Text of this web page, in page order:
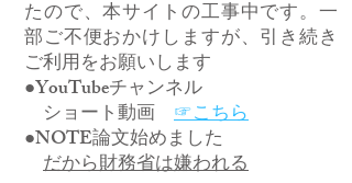
たので、本サイトの工事中です。一
部ご不便おかけしますが、引き続き
ご利用をお願いします
●YouTubeチャンネル
ショート動画 ☞こちら
●NOTE論文始めました
だから財務省は嫌われる